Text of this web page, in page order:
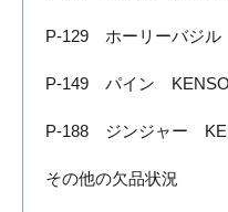
P-129 ホーリーバジ
P-149 パイン KENSO
P-188 ジンジャー
その他の欠品状況